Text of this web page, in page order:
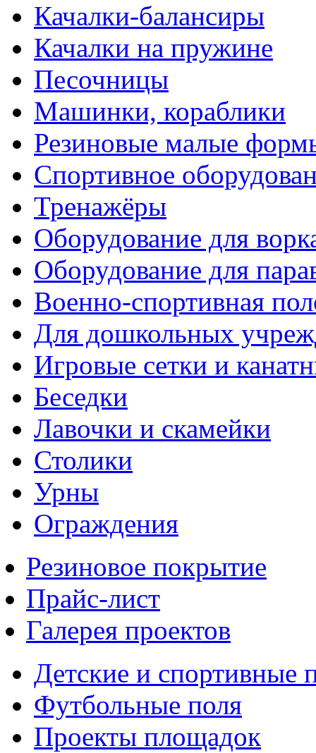
Качалки-балансиры
Качалки на пружине
Песочницы
Машинки, кораблики
Резиновые малые
Спортивное
Тренажёры
Оборудование для
Оборудование для
Военно-спортивная
Для дошкольных
Игровые сетки и
Беседки
Лавочки и скамейки
Столики
Урны
Ограждения
Резиновое покрытие
Прайс-лист
Галерея проектов
Детские и спортивные
Футбольные поля
Проекты площадок